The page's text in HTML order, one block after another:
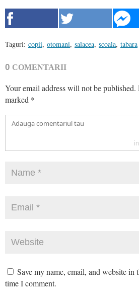
Taguri: copii, otomani, salacea, scoala, tabara
0 COMENTARII
Your email address will not be published.
marked *
Save my name, email, and website in
time I comment.